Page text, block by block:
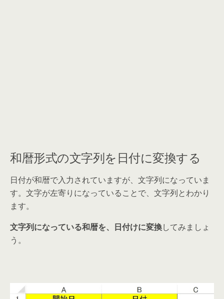
和暦形式の文字列を日付に変換する
日付が和暦で入力されていますが、文字列になっていま
す。文字が左寄りになっていることで、文字列とわかり
ます。
文字列になっている和暦を、日付けに変換してみましょ
う。